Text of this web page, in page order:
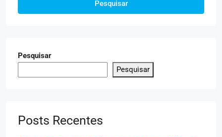
Pesquisar
Pesquisar
Pesquisar
Posts Recentes